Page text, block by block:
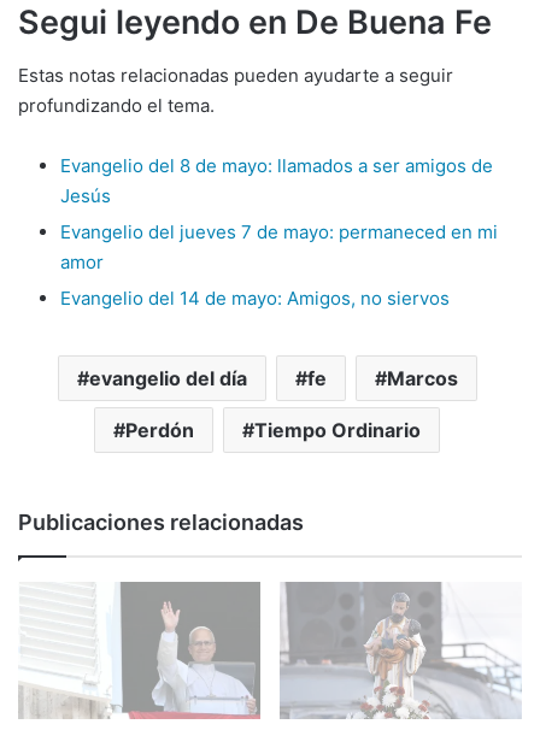
Segui leyendo en De Buena Fe
Estas notas relacionadas pueden ayudarte a seguir
profundizando el tema.
Evangelio del 8 de mayo: llamados a ser amigos de
Jesús
Evangelio del jueves 7 de mayo: permaneced en mi
amor
Evangelio del 14 de mayo: Amigos, no siervos
evangelio del día fe Marcos
Perdón Tiempo Ordinario
Publicaciones relacionadas